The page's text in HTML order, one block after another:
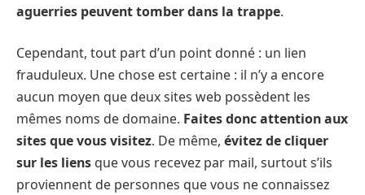
aguerries peuvent tomber dans la trappe.
Cependant, tout part d’un point donné : un lien
frauduleux. Une chose est certaine : il n’y a encore
aucun moyen que deux sites web possèdent les
mêmes noms de domaine. Faites donc attention aux
sites que vous visitez. De même, évitez de cliquer
sur les liens que vous recevez par mail, surtout s’ils
proviennent de personnes que vous ne connaissez